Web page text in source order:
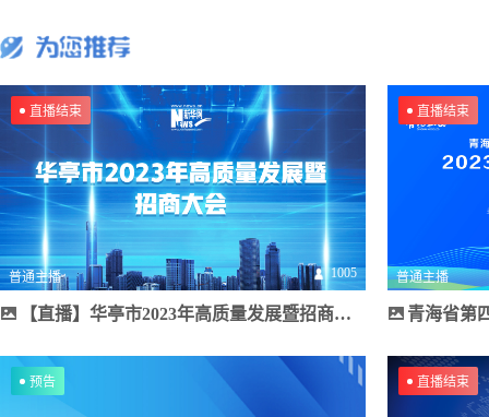
普通主播 1005
直播结束
【直播】华亭市2023年高质量发展暨招商大会
普通主播
直播结束
青海省第四届拉
预告 直播结束